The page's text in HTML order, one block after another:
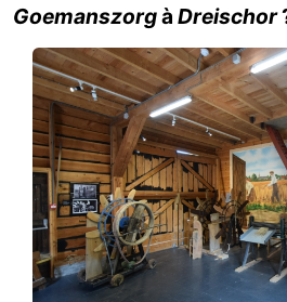
Oase
Duinoord
-
Ginsterveld
Julianahoeve
Livingstone
Port
Greve
Port
Goemanszorgà Dreischor